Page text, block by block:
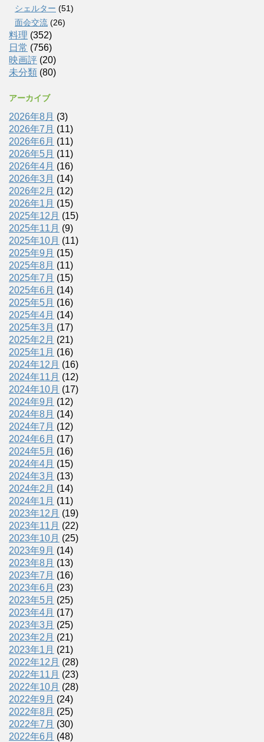
シェルター (51)
面会交流 (26)
料理 (352)
日常 (756)
映画評 (20)
未分類 (80)
アーカイブ
2026年8月 (3)
2026年7月 (11)
2026年6月 (11)
2026年5月 (11)
2026年4月 (16)
2026年3月 (14)
2026年2月 (12)
2026年1月 (15)
2025年12月 (15)
2025年11月 (9)
2025年10月 (11)
2025年9月 (15)
2025年8月 (11)
2025年7月 (15)
2025年6月 (14)
2025年5月 (16)
2025年4月 (14)
2025年3月 (17)
2025年2月 (21)
2025年1月 (16)
2024年12月 (16)
2024年11月 (12)
2024年10月 (17)
2024年9月 (12)
2024年8月 (14)
2024年7月 (12)
2024年6月 (17)
2024年5月 (16)
2024年4月 (15)
2024年3月 (13)
2024年2月 (14)
2024年1月 (11)
2023年12月 (19)
2023年11月 (22)
2023年10月 (25)
2023年9月 (14)
2023年8月 (13)
2023年7月 (16)
2023年6月 (23)
2023年5月 (25)
2023年4月 (17)
2023年3月 (25)
2023年2月 (21)
2023年1月 (21)
2022年12月 (28)
2022年11月 (23)
2022年10月 (28)
2022年9月 (24)
2022年8月 (25)
2022年7月 (30)
2022年6月 (48)